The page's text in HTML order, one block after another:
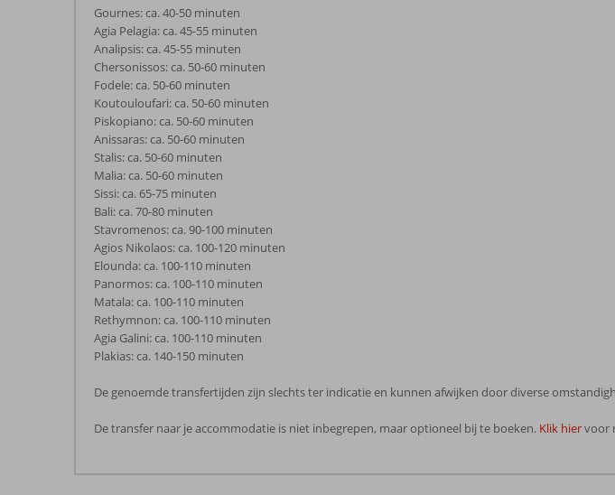
Gournes: ca. 40-50 minuten
Agia Pelagia: ca. 45-55 minuten
Analipsis: ca. 45-55 minuten
Chersonissos: ca. 50-60 minuten
Fodele: ca. 50-60 minuten
Koutouloufari: ca. 50-60 minuten
Piskopiano: ca. 50-60 minuten
Anissaras: ca. 50-60 minuten
Stalis: ca. 50-60 minuten
Malia: ca. 50-60 minuten
Sissi: ca. 65-75 minuten
Bali: ca. 70-80 minuten
Stavromenos: ca. 90-100 minuten
Agios Nikolaos: ca. 100-120 minuten
Elounda: ca. 100-110 minuten
Panormos: ca. 100-110 minuten
Matala: ca. 100-110 minuten
Rethymnon: ca. 100-110 minuten
Agia Galini: ca. 100-110 minuten
Plakias: ca. 140-150 minuten
De genoemde transfertijden zijn slechts ter indicatie en kunnen afwijken door diverse
De transfer naar je accommodatie is niet inbegrepen, maar optioneel bij te boeken. Klik hiervoor